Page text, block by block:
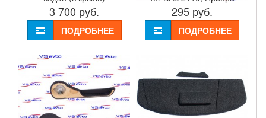
3 700 руб.
ПОДРОБНЕЕ
295 руб.
ПОДРОБНЕЕ